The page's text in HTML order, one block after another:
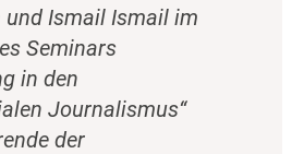
und Ismail Ismail im
Seminars
in den
Journalismus“
der